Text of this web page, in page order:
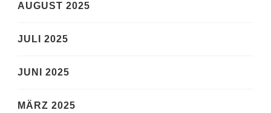
AUGUST 2025
JULI 2025
JUNI 2025
MÄRZ 2025